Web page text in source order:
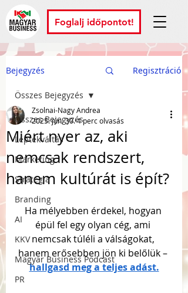
Foglalj időpontot!
Bejegyzés Regisztráció
Összes Bejegyzés
Léptékváltás
Marketing
Stratégia
Branding
AI
KKV
Magyar Business Podcast
PR
Összes Bejegyzés
Miért nyer az, aki
nemcsak rendszert,
hanem kultúrát is épít?
Zsolnai-Nagy Andrea
2025. jún. 30.4 perc olvasás
Ha mélyebben érdekel, hogyan
épül fel egy olyan cég, ami
nemcsak túléli a válságokat,
hanem erősebben jön ki belőlük –
hallgasd meg a teljes adást.